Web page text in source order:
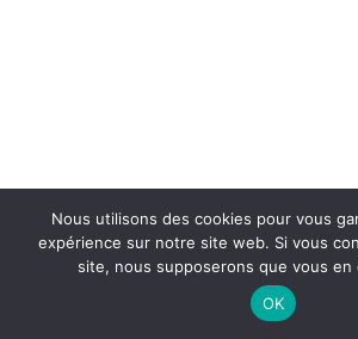
Nous utilisons des cookies pour vous
expérience sur notre site web. Si vous
site, nous supposerons que vous en
OK